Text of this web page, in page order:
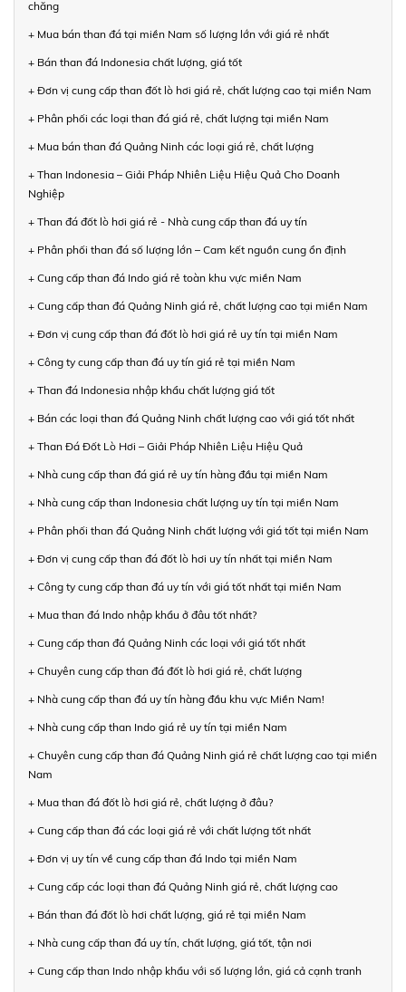
chăng
+ Mua bán than đá tại miền Nam số lượng lớn với giá rẻ nhất
+ Bán than đá Indonesia chất lượng, giá tốt
+ Đơn vị cung cấp than đốt lò hơi giá rẻ, chất lượng cao tại miền Nam
+ Phân phối các loại than đá giá rẻ, chất lượng tại miền Nam
+ Mua bán than đá Quảng Ninh các loại giá rẻ, chất lượng
+ Than Indonesia – Giải Pháp Nhiên Liệu Hiệu Quả Cho Doanh
Nghiệp
+ Than đá đốt lò hơi giá rẻ - Nhà cung cấp than đá uy tín
+ Phân phối than đá số lượng lớn – Cam kết nguồn cung ổn định
+ Cung cấp than đá Indo giá rẻ toàn khu vực miền Nam
+ Cung cấp than đá Quảng Ninh giá rẻ, chất lượng cao tại miền Nam
+ Đơn vị cung cấp than đá đốt lò hơi giá rẻ uy tín tại miền Nam
+ Công ty cung cấp than đá uy tín giá rẻ tại miền Nam
+ Than đá Indonesia nhập khẩu chất lượng giá tốt
+ Bán các loại than đá Quảng Ninh chất lượng cao với giá tốt nhất
+ Than Đá Đốt Lò Hơi – Giải Pháp Nhiên Liệu Hiệu Quả
+ Nhà cung cấp than đá giá rẻ uy tín hàng đầu tại miền Nam
+ Nhà cung cấp than Indonesia chất lượng uy tín tại miền Nam
+ Phân phối than đá Quảng Ninh chất lượng với giá tốt tại miền Nam
+ Đơn vị cung cấp than đá đốt lò hơi uy tín nhất tại miền Nam
+ Công ty cung cấp than đá uy tín với giá tốt nhất tại miền Nam
+ Mua than đá Indo nhập khẩu ở đâu tốt nhất?
+ Cung cấp than đá Quảng Ninh các loại với giá tốt nhất
+ Chuyên cung cấp than đá đốt lò hơi giá rẻ, chất lượng
+ Nhà cung cấp than đá uy tín hàng đầu khu vực Miền Nam!
+ Nhà cung cấp than Indo giá rẻ uy tín tại miền Nam
+ Chuyên cung cấp than đá Quảng Ninh giá rẻ chất lượng cao tại miền
Nam
+ Mua than đá đốt lò hơi giá rẻ, chất lượng ở đâu?
+ Cung cấp than đá các loại giá rẻ với chất lượng tốt nhất
+ Đơn vị uy tín về cung cấp than đá Indo tại miền Nam
+ Cung cấp các loại than đá Quảng Ninh giá rẻ, chất lượng cao
+ Bán than đá đốt lò hơi chất lượng, giá rẻ tại miền Nam
+ Nhà cung cấp than đá uy tín, chất lượng, giá tốt, tận nơi
+ Cung cấp than Indo nhập khẩu với số lượng lớn, giá cả cạnh tranh